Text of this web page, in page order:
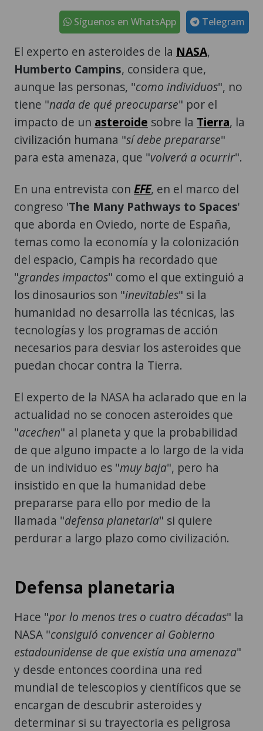
Telegram
Síguenos en WhatsApp
El experto en asteroides de la NASA,
Humberto Campins, considera que,
aunque las personas, "como individuos", no
tiene "nada de qué preocuparse" por el
impacto de un asteroide sobre la Tierra, la
civilización humana "sí debe prepararse"
para esta amenaza, que "volverá a ocurrir".
En una entrevista con EFE, en el marco del
congreso 'The Many Pathways to Spaces'
que aborda en Oviedo, norte de España,
temas como la economía y la colonización
del espacio, Campis ha recordado que
"grandes impactos" como el que extinguió a
los dinosaurios son "inevitables" si la
humanidad no desarrolla las técnicas, las
tecnologías y los programas de acción
necesarios para desviar los asteroides que
puedan chocar contra la Tierra.
El experto de la NASA ha aclarado que en la
actualidad no se conocen asteroides que
"acechen" al planeta y que la probabilidad
de que alguno impacte a lo largo de la vida
de un individuo es "muy baja", pero ha
insistido en que la humanidad debe
prepararse para ello por medio de la
llamada "defensa planetaria" si quiere
perdurar a largo plazo como civilización.
Defensa planetaria
Hace "por lo menos tres o cuatro décadas" la
NASA "consiguió convencer al Gobierno
estadounidense de que existía una amenaza"
y desde entonces coordina una red
mundial de telescopios y científicos que se
encargan de descubrir asteroides y
determinar si su trayectoria es peligrosa